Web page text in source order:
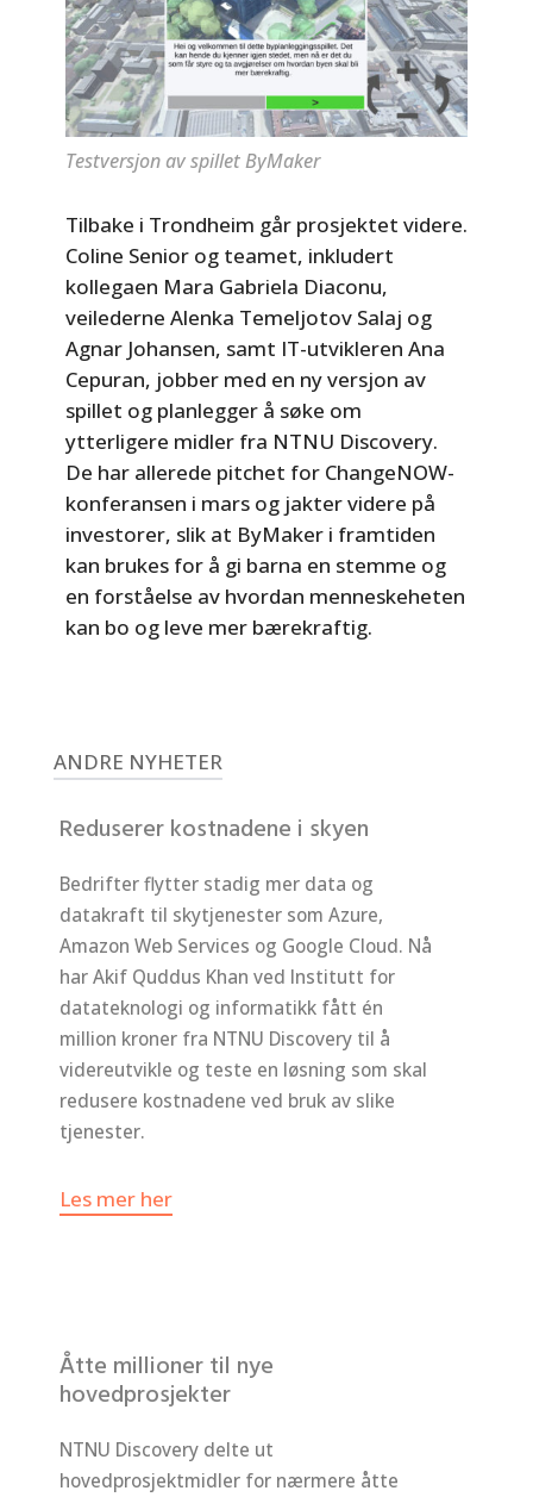
Testversjon av spillet ByMaker
Tilbake i Trondheim går prosjektet videre.
Coline Senior og teamet, inkludert
kollegaen Mara Gabriela Diaconu,
veilederne Alenka Temeljotov Salaj og
Agnar Johansen, samt IT-utvikleren Ana
Cepuran, jobber med en ny versjon av
spillet og planlegger å søke om
ytterligere midler fra NTNU Discovery.
De har allerede pitchet for ChangeNOW-
konferansen i mars og jakter videre på
investorer, slik at ByMaker i framtiden
kan brukes for å gi barna en stemme og
en forståelse av hvordan menneskeheten
kan bo og leve mer bærekraftig.
ANDRE NYHETER
Reduserer kostnadene i skyen
Bedrifter flytter stadig mer data og
datakraft til skytjenester som Azure,
Amazon Web Services og Google Cloud. Nå
har Akif Quddus Khan ved Institutt for
datateknologi og informatikk fått én
million kroner fra NTNU Discovery til å
videreutvikle og teste en løsning som skal
redusere kostnadene ved bruk av slike
tjenester.
Les mer her
Åtte millioner til nye
hovedprosjekter
NTNU Discovery delte ut
hovedprosjektmidler for nærmere åtte